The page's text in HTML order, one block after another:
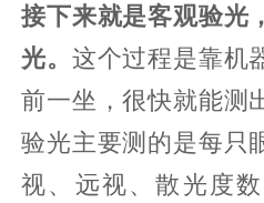
接下来就是客观验光
光。 这个过程是靠机
前一坐，很快就能测
验光主要测的是每只
视、远视、散光度